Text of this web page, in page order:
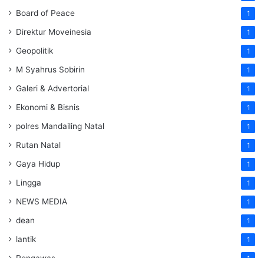
Board of Peace 1
Direktur Moveinesia 1
Geopolitik 1
M Syahrus Sobirin 1
Galeri & Advertorial 1
Ekonomi & Bisnis 1
polres Mandailing Natal 1
Rutan Natal 1
Gaya Hidup 1
Lingga 1
NEWS MEDIA 1
dean 1
lantik 1